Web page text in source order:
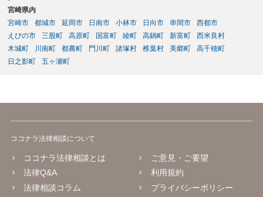
宮崎県内
宮崎市
都城市 延岡市 日南市 小林市 日向市 串間市
西都市
えびの市
三股町 高原町 国富町 綾町 高鍋町 新富町
西米良村
木城町
川南町 都農町 門川町 諸塚村 椎葉村 美郷町
高千穂町
日之影町
五ヶ瀬町
ココナラ法律相談について
ココナラ法律相談とは
法律Q&A
法律相談コラム
ご意見・ご要望
利用規約
プライバシーポリシー